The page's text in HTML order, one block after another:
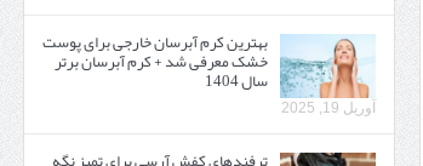
بهترین کرم آبرسان خارجی برای پوست
خشک معرفی شد + کرم آبرسان برتر
سال 1404
آوریل 19, 2025